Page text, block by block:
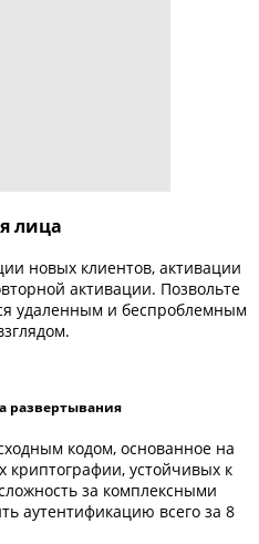
лица
новых клиентов, активации
активации. Позвольте
удаленным и беспроблемным
развертывания
кодом, основанное на
криптографии, устойчивых к
за комплексными
аутентификацию всего за 8